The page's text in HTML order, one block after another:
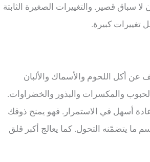
لا سباق قصير. والتغييرات الصغيرة الثابتة
تغييرات كبيرة.
عن أكل اللحوم والأسماك والألبان
والمكسرات والبذور والخضراوات.
عادة أسهل في الاستمرار. فهو يمنح ذوقك
ما يتضمّنه التحول. كما يعالج أكبر قلق